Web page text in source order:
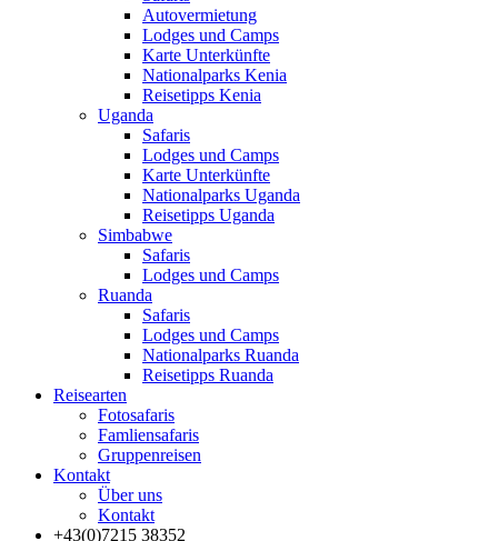
Autovermietung
Lodges und Camps
Karte Unterkünfte
Nationalparks Kenia
Reisetipps Kenia
Uganda
Safaris
Lodges und Camps
Karte Unterkünfte
Nationalparks Uganda
Reisetipps Uganda
Simbabwe
Safaris
Lodges und Camps
Ruanda
Safaris
Lodges und Camps
Nationalparks Ruanda
Reisetipps Ruanda
Reisearten
Fotosafaris
Famliensafaris
Gruppenreisen
Kontakt
Über uns
Kontakt
+43(0)7215 38352